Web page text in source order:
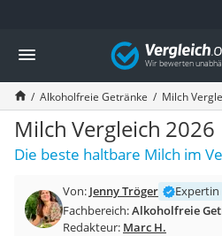
Die beliebtesten Vergleiche nach
Lebensmittel
Schwarzkümmelöl
Knäckebrot
Schwarzkümmelöl-Kapseln
Manukahonig
Eiklar
Balsamico-Essig
Schwarzkümmelöl bio
Vergleich
Alkoholfreie Getränke Milch
Milch Vergleich 2026
Die beste haltbare Milch im
Von: Jenny Tröger
Expertin
Fachbereich:Alkoholfreie
Redakteur: Marc H.